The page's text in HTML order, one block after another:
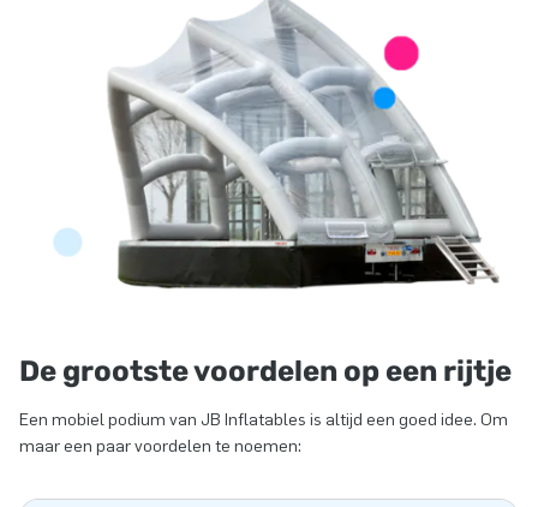
De grootste voordelen op een rijtje
Een mobiel podium van JB Inflatables is altijd een goed idee. Om
maar een paar voordelen te noemen: